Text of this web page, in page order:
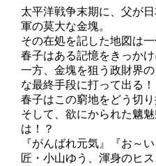
太平洋戦争末期に、父が
軍の莫大な金塊。
その在処を記した地図は
春子はある記憶をきっか
一方、金塊を狙う政財界
な最終手段に打って出る！
春子はこの窮地をどう切
そして、欲にかられた魑
は！？
『がんばれ元気』『お～
匠・小山ゆう、渾身のヒ